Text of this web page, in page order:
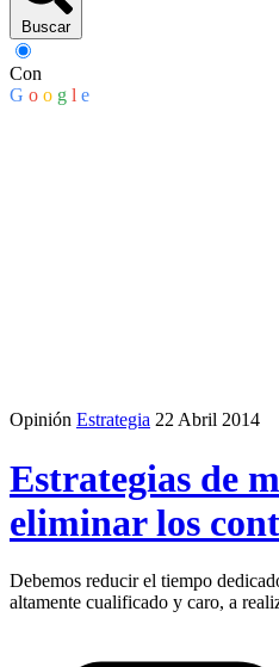
Buscar
Con
G o o g l e
Opinión Estrategia 22 Abril 2014
Estrategias de
eliminar los
Debemos reducir el tiempo
altamente cualificado y caro, a